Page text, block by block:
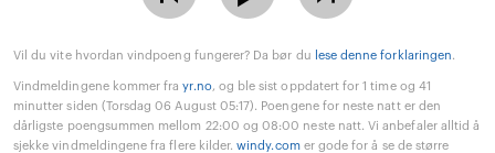
Vil du vite hvordan vindpoeng fungerer? Da bør du lese denne forklaringen.
Vindmeldingene kommer frayr.no, og ble sist oppdatert for 1 time og 41
minutter siden (Torsdag 06 August 05:17). Poengene for neste natt er den
dårligste poengsummen mellom 22:00 og 08:00 neste natt. Vi anbefaler alltid å
sjekke vindmeldingene fra flere kilder.windy.comer gode for å se de større